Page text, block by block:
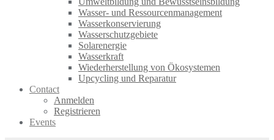
Wasser- und Ressourcenmanagement
Wasserkonservierung
Wasserschutzgebiete
Solarenergie
Wasserkraft
Wiederherstellung von Ökosystemen
Upcycling und Reparatur
Contact
Anmelden
Registrieren
Events